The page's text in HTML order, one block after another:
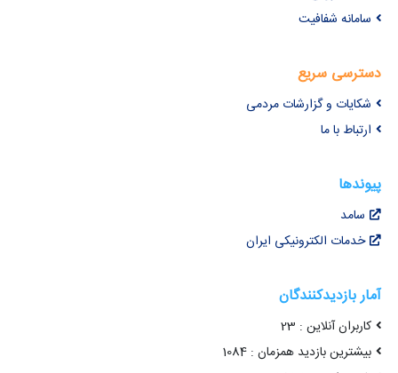
سامانه شفافیت
دسترسی سریع
شکایات و گزارشات مردمی
ارتباط با ما
پیوندها
سامد
خدمات الکترونیکی ایران
آمار بازدیدکنندگان
کاربران آنلاین : 23
بیشترین بازدید همزمان : 1084